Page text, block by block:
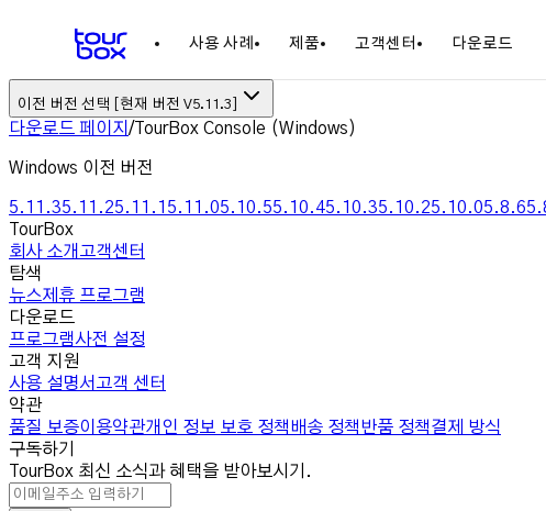
사용 사례 제품 고객센터 다운로드
사진 편집영상 편집
이전 버전 선택 [현재 버전 V5.11.3]
다운로드 페이지 / TourBox Console (Windows )
Windows 이전 버전
5.11.35.11.25.11.1 5.11.05.10.55.10.45.10.35.10.25.10.05.8.6
TourBox
회사 소개 고객센터
탐색
뉴스제휴 프로그램
다운로드
프로그램사전 설정
고객 지원
사용 설명서 고객 센터
약관
품질 보증이용약관개인 정보 보호 정책배송 정책반품 정책결제 방식
구독하기
TourBox 최신 소식과 혜택을 받아보시기.